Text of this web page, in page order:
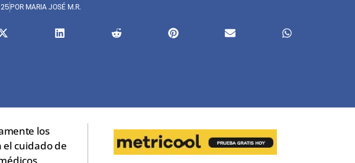
POR MARIA JOSÉ M.R.
los
cuidado de